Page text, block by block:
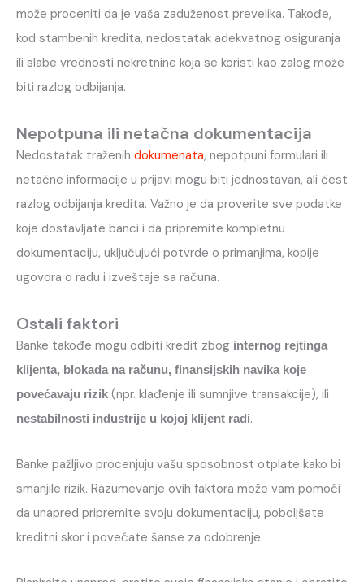
može proceniti da je vaša zaduženost prevelika. Takođe,
kod stambenih kredita, nedostatak adekvatnog osiguranja
ili slabe vrednosti nekretnine koja se koristi kao zalog može
biti razlog odbijanja.
Nepotpuna ili netačna dokumentacija
Nedostatak traženih dokumenata, nepotpuni formulari ili
netačne informacije u prijavi mogu biti jednostavan, ali čest
razlog odbijanja kredita. Važno je da proverite sve podatke
koje dostavljate banci i da pripremite kompletnu
dokumentaciju, uključujući potvrde o primanjima, kopije
ugovora o radu i izveštaje sa računa.
Ostali faktori
Banke takođe mogu odbiti kredit zbog internog rejtinga
klijenta, blokada na računu, finansijskih navika koje
povećavaju rizik (npr. klađenje ili sumnjive transakcije), ili
nestabilnosti industrije u kojoj klijent radi.
Banke pažljivo procenjuju vašu sposobnost otplate kako bi
smanjile rizik. Razumevanje ovih faktora može vam pomoći
da unapred pripremite svoju dokumentaciju, poboljšate
kreditni skor i povećate šanse za odobrenje.